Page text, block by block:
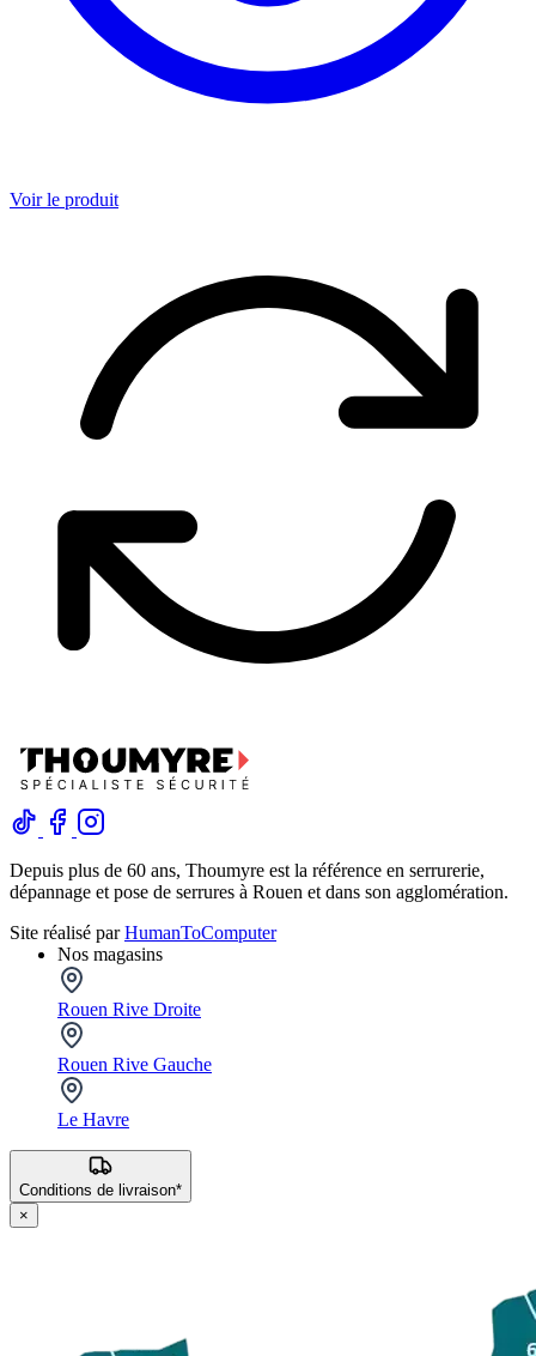
Voir le produit
Depuis plus de 60 ans, Thoumyre est la référence en serrurerie,
dépannage et pose de serrures à Rouen et dans son agglomération.
Site réalisé parHumanToComputer
Nos magasins
Rouen Rive Droite
Rouen Rive Gauche
Le Havre
Conditions de livraison*
×